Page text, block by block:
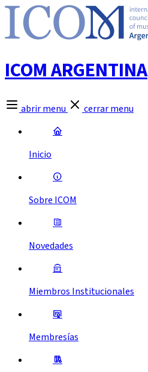
ICOM ARGENTINA
abrir menu cerrar menu
Inicio
Sobre ICOM
Novedades
Miembros Institucionales
Membresías